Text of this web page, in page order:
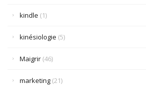
kindle (1)
kinésiologie (5)
Maigrir (46)
marketing (21)